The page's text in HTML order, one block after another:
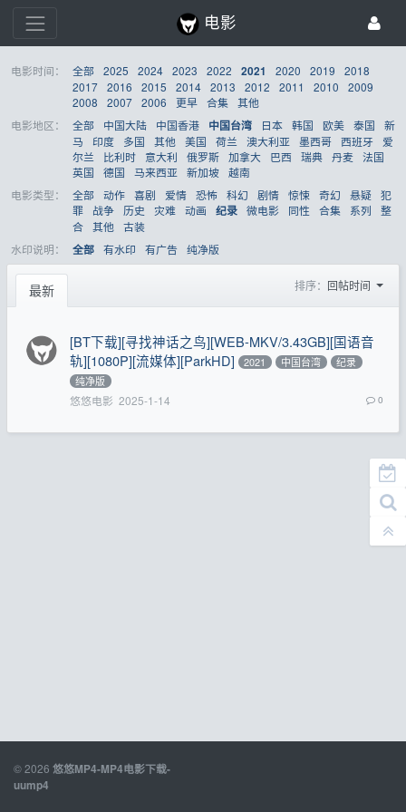
电影
电影时间： 全部 2025 2024 2023 2022 2021 2020 2019
2018
2017 2016 2015 2014 2013 2012 2011 2010
2009
2008
2007 2006 更早 合集 其他
电影地区：
全部 中国大陆 中国香港 中国台湾 日本 韩国 欧美 泰国
新
马
印度 多国 其他 美国 荷兰 澳大利亚 墨西哥 西班牙
爱
尔兰
比利时 意大利 俄罗斯 加拿大 巴西 瑞典 丹麦 法国
英国
德国 马来西亚 新加坡 越南
电影类型：
全部 动作 喜剧 爱情 恐怖 科幻 剧情 惊悚 奇幻 悬疑 犯
罪
战争 历史 灾难 动画 纪录 微电影 同性 合集 系列
整
合 其他 古装
水印说明：
全部 有水印 有广告 纯净版
最新 排序： 回帖时间
[BT下载][寻找神话之鸟][WEB-MKV/3.43GB][国语音
轨][1080P][流媒体][ParkHD]
2021 中国台湾
纪录
纯净版
悠悠电影 2025-1-14 0
© 2026 悠悠MP4-MP4电影下载-
uump4